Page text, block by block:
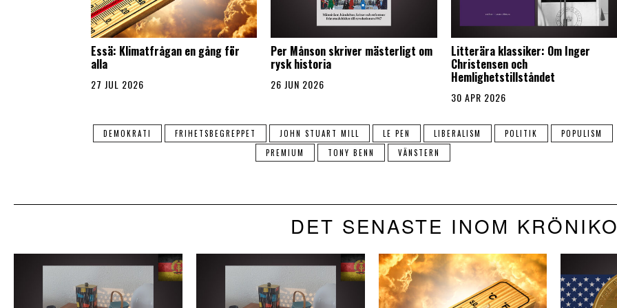
Essä: Klimatfrågan en gång för
alla
27 JUL 2026
Per Månson skriver mästerligt om
rysk historia
26 JUN 2026
Litterära klassiker: Om Inger
Christensen och
Hemlighetstillståndet
30 APR 2026
DEMOKRATI FRIHETSBEGREPPET JOHN STUART MILL LE PEN LIBERALISM POLITIK
POPULISM
PREMIUM
TONY BENN VÄNSTERN
DET SENASTE INOM